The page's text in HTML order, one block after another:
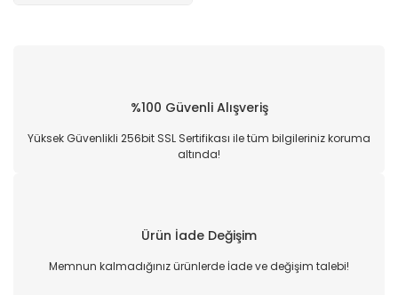
%100 Güvenli Alışveriş
Yüksek Güvenlikli 256bit SSL Sertifikası ile tüm bilgileriniz koruma
altında!
Ürün İade Değişim
Memnun kalmadığınız ürünlerde İade ve değişim talebi!